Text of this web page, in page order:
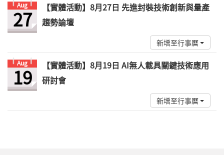
Aug
27
【實體活動】8月27日 先進封裝技術創新與量產
趨勢論壇
新增至行事曆
Aug
19
【實體活動】8月19日 AI無人載具關鍵技術應用
研討會
新增至行事曆